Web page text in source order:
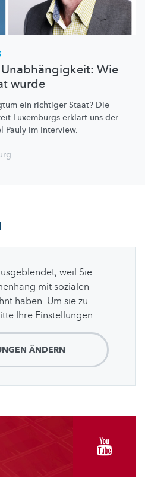
Wie
wurde
ein richtiger Staat? Die
Luxemburgs erklärt uns der
Pauly im Interview.
weil Sie
mit sozialen
haben. Um sie zu
Ihre Einstellungen.
ÄNDERN